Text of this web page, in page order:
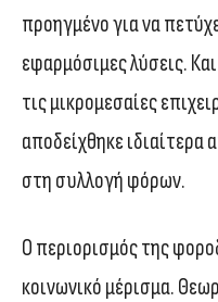
προηγμένο για να
εφαρμόσιμες λύσεις.
τις μικρομεσαίες
αποδείχθηκε
στη συλλογή φόρων.
Ο περιορισμός της
κοινωνικό μέρισμα.